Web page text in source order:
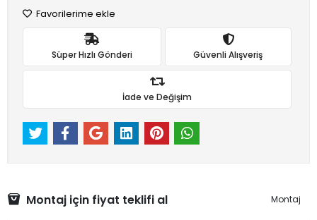
Favorilerime ekle
Süper Hızlı Gönderi Güvenli Alışveriş
İade ve Değişim
Montaj için fiyat teklifi al Montaj